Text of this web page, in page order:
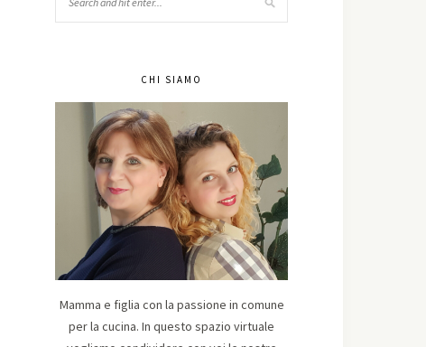
CHI SIAMO
Mamma e figlia con la passione in comune
per la cucina. In questo spazio virtuale